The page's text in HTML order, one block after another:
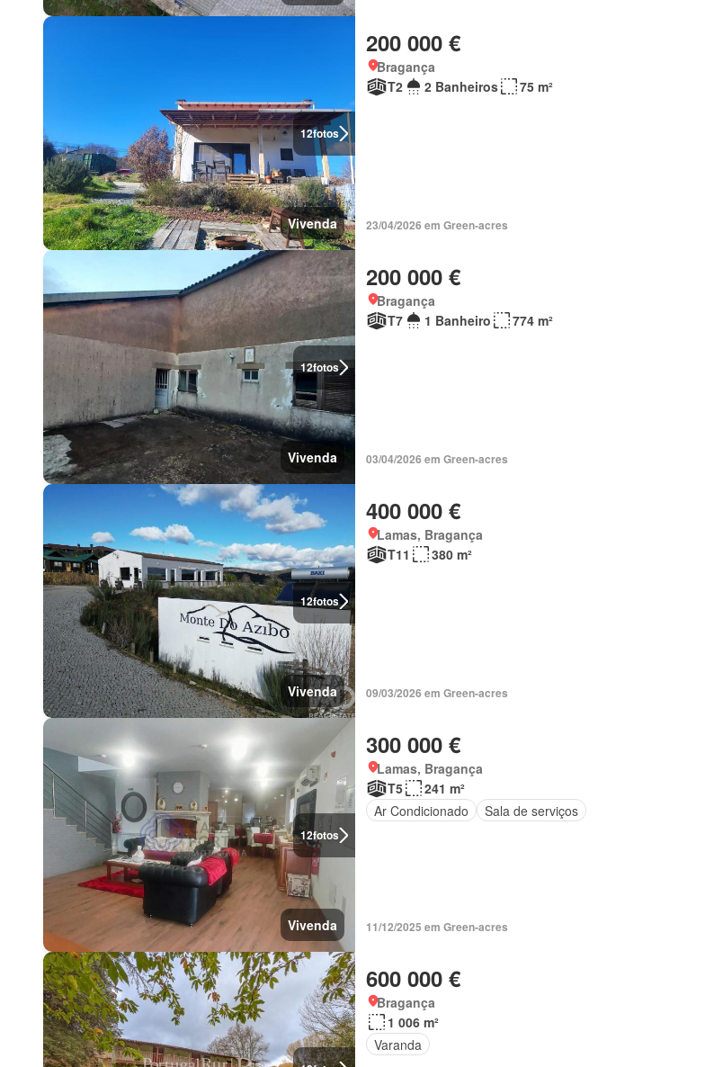
12fotos
Vivenda
200 000 €
Bragança
T2
2 Banheiros 75 m²
23/04/2026 em Green-acres
12fotos
Vivenda
200 000 €
Bragança
T7
1 Banheiro 774 m²
03/04/2026 em Green-acres
12fotos
Vivenda
400 000 €
Lamas, Bragança
T11
380 m²
09/03/2026 em Green-acres
12fotos
Vivenda
300 000 €
Lamas, Bragança
T5
241 m²
Ar Condicionado
Sala de serviços
11/12/2025 em Green-acres
600 000 €
Bragança
1 006 m²
Varanda